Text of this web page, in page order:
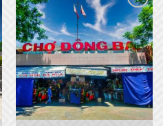
Add to
wishlist